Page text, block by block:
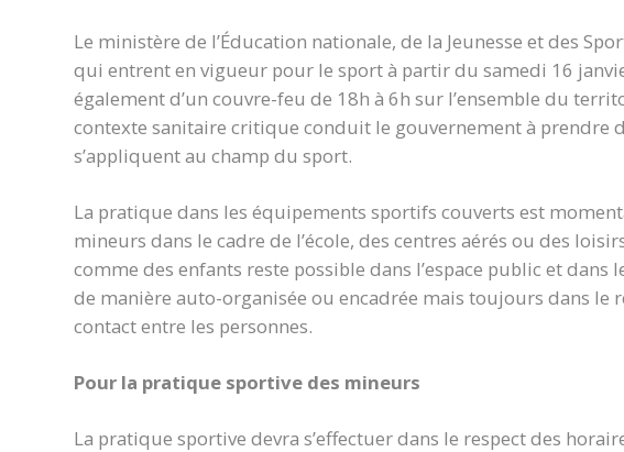
Le ministère de l’Éducation nationale, de la Jeunesse et des
qui entrent en vigueur pour le sport à partir du samedi 16
également d’un couvre-feu de 18h à 6h sur l’ensemble du
contexte sanitaire critique conduit le gouvernement à prendre
s’appliquent au champ du sport.
La pratique dans les équipements sportifs couverts est
mineurs dans le cadre de l’école, des centres aérés ou des
comme des enfants reste possible dans l’espace public et
de manière auto-organisée ou encadrée mais toujours dans le
contact entre les personnes.
Pour la pratique sportive des mineurs
La pratique sportive devra s’effectuer dans le respect des